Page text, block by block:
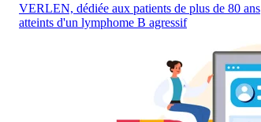
VERLEN, dédiée aux patients de plus de 80 ans
atteints d'un lymphome B agressif